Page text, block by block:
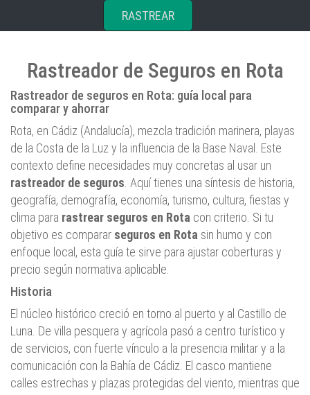
RASTREAR
Rastreador de Seguros en Rota
Rastreador de seguros en Rota: guía local para
comparar y ahorrar
Rota, en Cádiz (Andalucía), mezcla tradición marinera, playas
de la Costa de la Luz y la influencia de la Base Naval. Este
contexto define necesidades muy concretas al usar un
rastreador de seguros. Aquí tienes una síntesis de historia,
geografía, demografía, economía, turismo, cultura, fiestas y
clima para rastrear seguros en Rota con criterio. Si tu
objetivo es comparar seguros en Rota sin humo y con
enfoque local, esta guía te sirve para ajustar coberturas y
precio según normativa aplicable.
Historia
El núcleo histórico creció en torno al puerto y al Castillo de
Luna. De villa pesquera y agrícola pasó a centro turístico y
de servicios, con fuerte vínculo a la presencia militar y a la
comunicación con la Bahía de Cádiz. El casco mantiene
calles estrechas y plazas protegidas del viento, mientras que